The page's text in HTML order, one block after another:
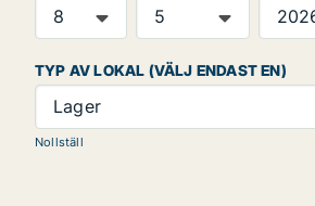
TYP AV LOKAL (VÄLJ ENDAST EN)
Lager
Nollställ